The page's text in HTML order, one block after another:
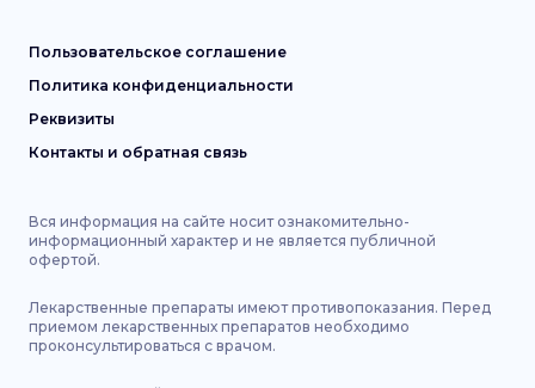
Пользовательское соглашение
Политика конфиденциальности
Реквизиты
Контакты и обратная связь
Вся информация на сайте носит ознакомительно-
информационный характер и не является публичной
офертой.
Лекарственные препараты имеют противопоказания. Перед
приемом лекарственных препаратов необходимо
проконсультироваться с врачом.